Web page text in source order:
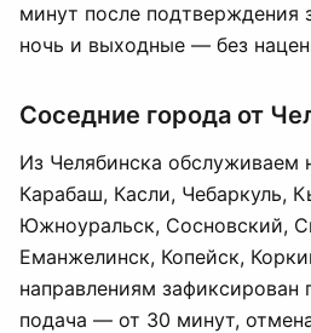
минут после подтверждения
ночь и выходные — без
Соседние города от
Из Челябинска обслуживаем
Карабаш, Касли, Чебаркуль,
Южноуральск, Сосновский,
Еманжелинск, Копейск,
направлениям зафиксирован
подача — от 30 минут,